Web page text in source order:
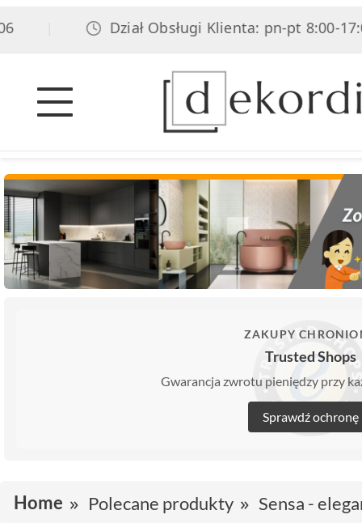
Dział Obsługi Klienta: pn-pt 8:00-17:00,
ZAKUPY
Trusted Shops
Gwarancja zwrotu pieniędzy przy
Sprawdź ochronę
Home Polecane produkty Sensa -